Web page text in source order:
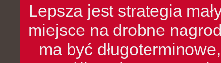
Lepsza jest strategia
miejsce na drobne
ma być